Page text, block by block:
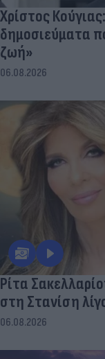
Χρίστος
δημοσιεύματα
ζωή»
06.08.2026
Ρίτα
στη Στανίση
06.08.2026